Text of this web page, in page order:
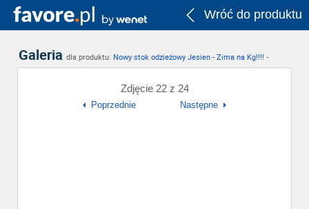
Wróć do produktu
Galeria dla produktu: Nowy stok odzieżowy Jesien - Zima na Kg!!!! -
Zdjęcie 22 z 24
Poprzednie Następne